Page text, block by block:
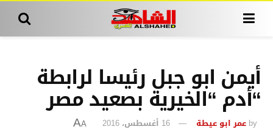
أيمن ابو جبل رئيسا لرابطة
“أدم “الخيرية بصعيد مصر
by عمر ابو عيطة 16 أغسطس، 2016 A
A